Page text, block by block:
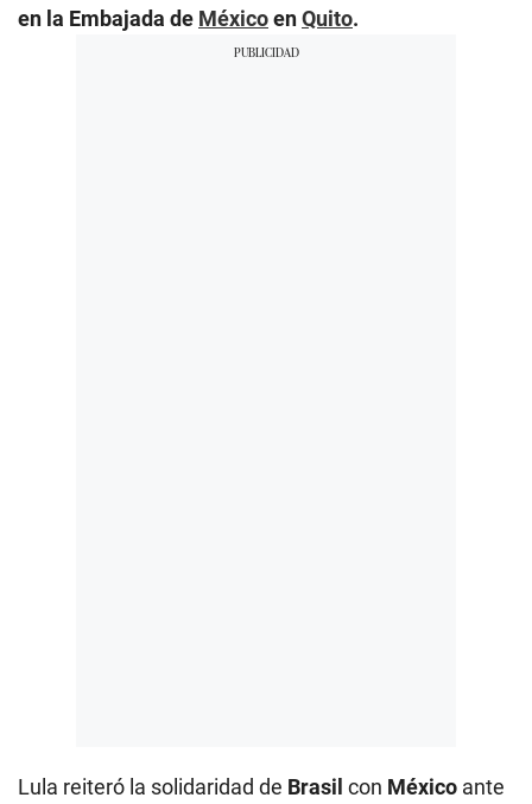
en la Embajada de MéxicoenQuito.
Lula reiteró la solidaridad de Brasil con México ante